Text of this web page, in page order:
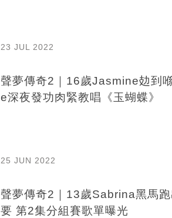
23 JUL 2022
聲夢傳奇2｜16歲Jasmine攰到
e深夜發功肉緊教唱《玉蝴蝶》
25 JUN 2022
聲夢傳奇2｜13歲Sabrina黑馬
要 第2集分組賽歌單曝光